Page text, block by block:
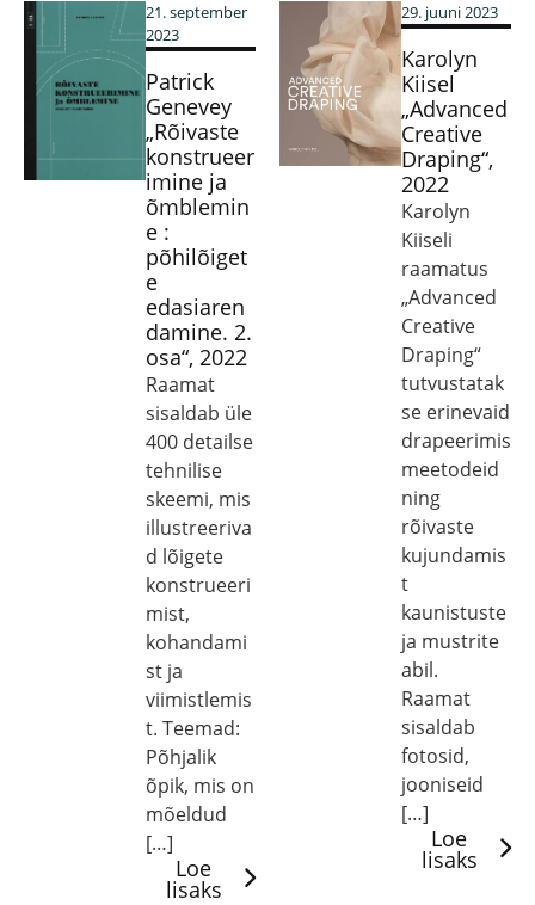
21. september
2023
Patrick
Genevey
„Rõivaste
konstrueer
imine ja
õmblemin
e :
põhilõiget
e
edasiaren
damine. 2.
osa“, 2022
Raamat
sisaldab üle
400 detailse
tehnilise
skeemi, mis
illustreeriva
d lõigete
konstrueeri
mist,
kohandami
st ja
viimistlemis
t. Teemad:
Põhjalik
õpik, mis on
mõeldud
[…]
Loe
lisaks
29. juuni 2023
Karolyn
Kiisel
„Advanced
Creative
Draping“,
2022
Karolyn
Kiiseli
raamatus
„Advanced
Creative
Draping“
tutvustatak
se erinevaid
drapeerimis
meetodeid
ning
rõivaste
kujundamis
t
kaunistuste
ja mustrite
abil.
Raamat
sisaldab
fotosid,
jooniseid
[…]
Loe
lisaks